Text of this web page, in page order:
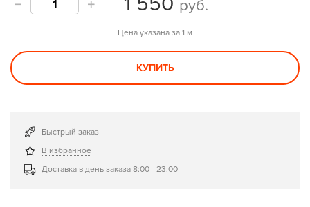
руб.
Цена указана за 1 м
КУПИТЬ
Быстрый заказ
В избранное
Доставка в день заказа 8:00—23:00